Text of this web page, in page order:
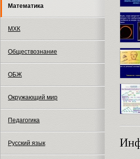
Математика
МХК
Обществознание
ОБЖ
Окружающий мир
Педагогика
Русский язык